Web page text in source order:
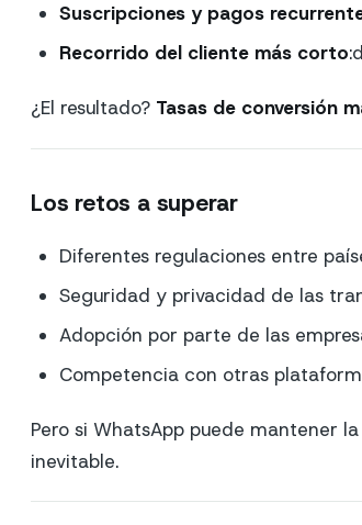
Suscripciones y pagos
Recorrido del cliente más corto
¿El resultado? Tasas de conversión
Los retos a superar
Diferentes regulaciones entre
Seguridad y privacidad de las
Adopción por parte de las
Competencia con otras
Pero si WhatsApp puede mantener
inevitable.